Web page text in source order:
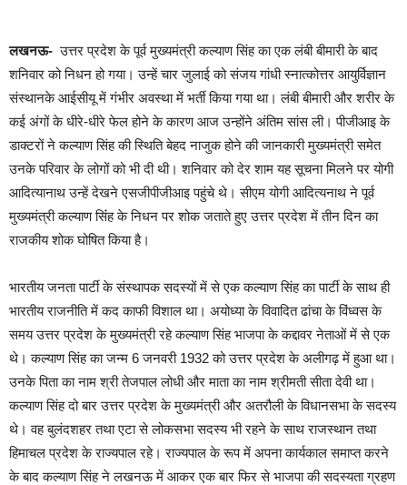
लखनऊ-उत्तर प्रदेश के पूर्व मुख्यमंत्री कल्याण सिंह का एक लंबी बीमारी के बाद
शन‍िवार को न‍िधन हो गया। उन्हें चार जुलाई को संजय गांधी स्नात्कोत्तर आयुर्विज्ञान
संस्थानके आईसीयू में गंभीर अवस्था में भर्ती किया गया था। लंबी बीमारी और शरीर के
कई अंगों के धीरे-धीरे फेल होने के कारण आज उन्होंने अंतिम सांस ली। पीजीआइ के
डाक्टरों ने कल्याण सिंह की स्थिति बेहद नाजुक होने की जानकारी मुख्यमंत्री समेत
उनके परिवार के लोगों को भी दी थी। शनिवार को देर शाम यह सूचना मिलने पर योगी
आदित्यानाथ उन्हें देखने एसजीपीजीआइ पहुंचे थे। सीएम योगी आदित्यनाथ ने पूर्व
मुख्‍यमंत्री कल्‍याण स‍िंंह के न‍िधन पर शोक जताते हुए उत्तर प्रदेश में तीन दिन का
राजकीय शोक घोष‍ित क‍िया है।
भारतीय जनता पार्टी के संस्थापक सदस्यों में से एक कल्याण सिंह का पार्टी के साथ ही
भारतीय राजनीति में कद काफी विशाल था। अयोध्या के विवादित ढांचा के विंध्वस के
समय उत्तर प्रदेश के मुख्यमंत्री रहे कल्याण सिंह भाजपा के कद्दावर नेताओं में से एक
थे। कल्याण सिंह का जन्म 6 जनवरी 1932 को उत्तर प्रदेश के अलीगढ़ में हुआ था।
उनके पिता का नाम श्री तेजपाल लोधी और माता का नाम श्रीमती सीता देवी था।
कल्याण सिंह दो बार उत्तर प्रदेश के मुख्यमंत्री और अतरौली के विधानसभा के सदस्य
थे। वह बुलंदशहर तथा एटा से लोकसभा सदस्य भी रहने के साथ राजस्थान तथा
हिमाचल प्रदेश के राज्यपाल रहे। राज्यपाल के रूप में अपना कार्यकाल समाप्त करने
के बाद कल्याण सिंह ने लखनऊ में आकर एक बार फिर से भाजपा की सदस्यता ग्रहण